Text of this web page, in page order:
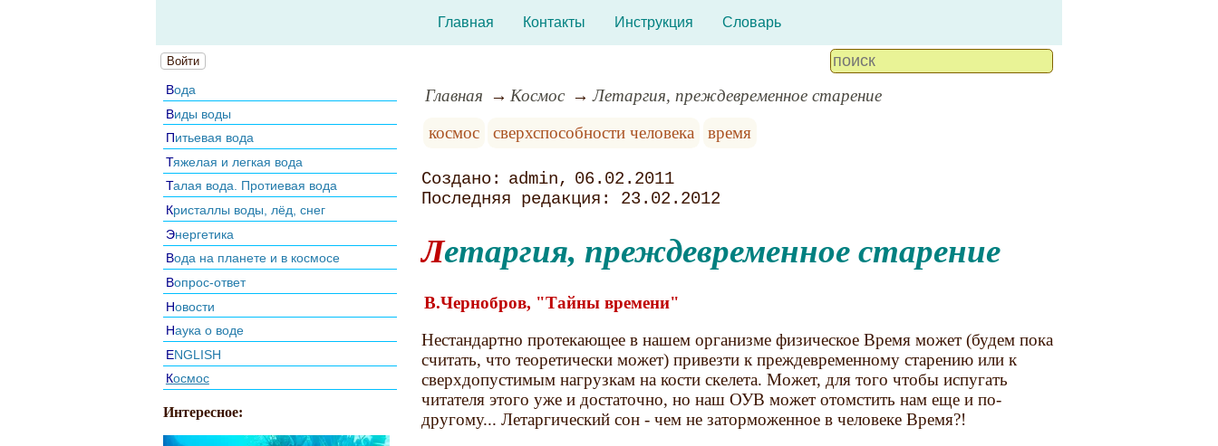
Главная Контакты Инструкция Словарь
Войти
Вода
Виды воды
Питьевая вода
Тяжелая и легкая вода
Талая вода. Протиевая вода
Кристаллы воды, лёд, снег
Энергетика
Вода на планете и в космосе
Вопрос-ответ
Новости
Наука о воде
ENGLISH
Космос
Интересное:
Главная Космос
Летаргия, преждевременное старение
космос
сверхспособности человека время
admin
06.02.2011
23.02.2012
Летаргия, преждевременное старение
В.Чернобров, "Тайны времени"
Нестандартно протекающее в нашем организме физическое Время может (будем пока
считать, что теоретически может) привезти к преждевременному старению или к
сверхдопустимым нагрузкам на кости скелета. Может, для того чтобы испугать
читателя этого уже и достаточно, но наш ОУВ может отомстить нам еще и по-
другому... Летаргический сон - чем не заторможенное в человеке Время?!